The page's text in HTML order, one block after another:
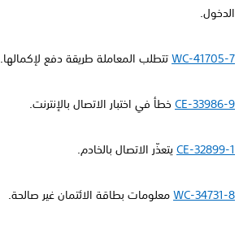
الدخول.
WC-41705-7 تتطلب المعاملة طريقة دفع لإكمالها.
CE-33986-9 خطأ في اختبار الاتصال بالإنترنت.
CE-32899-1 يتعذّر الاتصال بالخادم.
WC-34731-8 معلومات بطاقة الائتمان غير صالحة.